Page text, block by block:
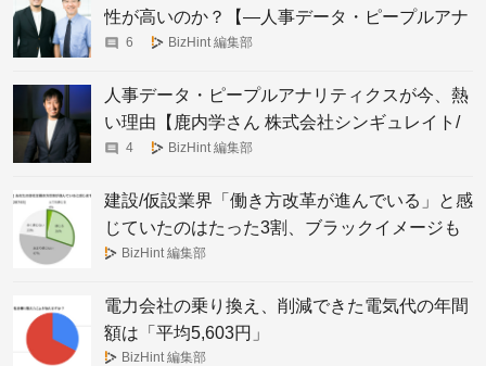
性が高いのか？【―人事データ・ピープルアナ
リティクス最前線―】
6 BizHint 編集部
人事データ・ピープルアナリティクスが今、熱
い理由【鹿内学さん 株式会社シンギュレイト/
ピープルアナリティクス&HR テクノロジー協
4 BizHint 編集部
建設/仮設業界「働き方改革が進んでいる」と感
じていたのはたった3割、ブラックイメージも
固定BizHint 編集部
電力会社の乗り換え、削減できた電気代の年間
額は「平均5,603円」
BizHint 編集部